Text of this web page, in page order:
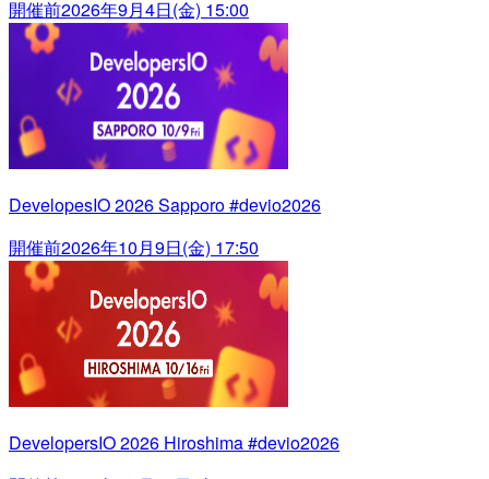
開催前2026年9月4日(金) 15:00
DevelopesIO 2026 Sapporo #devio2026
開催前2026年10月9日(金) 17:50
DevelopersIO 2026 Hiroshima #devio2026